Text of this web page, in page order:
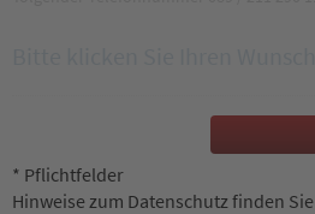
* Pflichtfelder
Hinweise zum Datenschutz finden Sie